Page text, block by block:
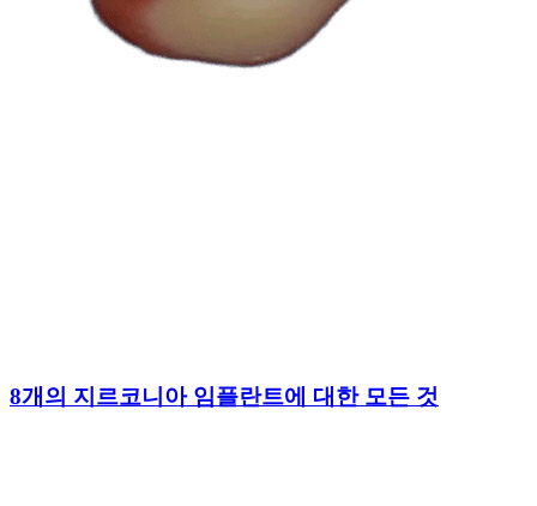
8개의 지르코니아 임플란트에 대한 모든 것